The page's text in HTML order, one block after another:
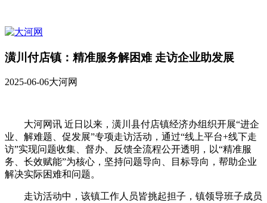
潢川付店镇：精准服务解困难 走访企业助发展
2025-06-06大河网
大河网讯 近日以来，潢川县付店镇经济办组织开展“进企
业、解难题、促发展”专项走访活动，通过“线上平台+线下走
访”实现问题收集、督办、反馈全流程公开透明，以“精准服
务、长效赋能”为核心，坚持问题导向、目标导向，帮助企业
解决实际困难和问题。
走访活动中，该镇工作人员皆挑起担子，镇领导班子成员